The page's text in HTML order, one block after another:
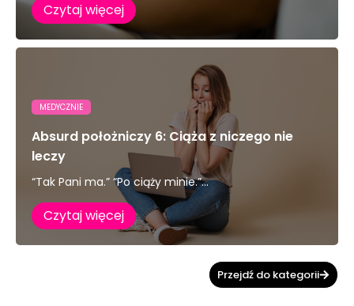
Czytaj więcej
MEDYCZNIE
Absurd położniczy 6: Ciąża z niczego nie
leczy
“Tak Pani ma.” “Po ciąży minie.”...
Czytaj więcej
Przejdź do kategorii